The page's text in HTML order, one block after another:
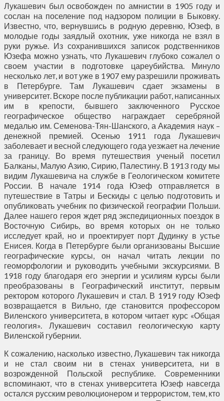
Лукашевич был освобожден по амнистии в 1905 году и
сослан на поселение под надзором полиции в Быковку.
Известно, что, вернувшись в родную деревню, Юзеф, в
молодые годы заядлый охотник, уже никогда не взял в
руки ружье. Из сохранившихся записок родственников
Юзефа можно узнать, что Лукашевич глубоко сожалел о
своем участии в подготовке цареубийства. Минуло
несколько лет, и вот уже в 1907 ему разрешили проживать
в Петербурге. Там Лукашевич сдает экзамены в
университет. Вскоре после публикации работ, написанных
им в крепости, бывшего заключенного Русское
географическое общество награждает серебряной
медалью им. Семенова-Тян-Шанского, а Академия наук –
денежной премией. Осенью 1911 года Лукашевич
заболевает и весной следующего года уезжает на лечение
за границу. Во время путешествия ученый посетил
Балканы, Малую Азию, Сирию, Палестину. В 1913 году мы
видим Лукашевича на службе в Геологическом комитете
России. В начале 1914 года Юзеф отправляется в
путешествие в Татры и Бескиды с целью подготовить и
опубликовать учебник по физической географии Польши.
Далее нашего героя ждет ряд экспедиционных поездок в
Восточную Сибирь, во время которых он не только
исследует край, но и проектирует порт Дудинку в устье
Енисея. Когда в Петербурге были организованы Высшие
географические курсы, он начал читать лекции по
геоморфологии и руководить учебными экскурсиями. В
1918 году благодаря его энергии и усилиям курсы были
преобразованы в Географический институт, первым
ректором которого Лукашевич и стал. В 1919 году Юзеф
возвращается в Вильно, где становится профессором
Виленского университета, в котором читает курс «Общая
геология». Лукашевич составил геологическую карту
Виленской губернии.
К сожалению, насколько известно, Лукашевич так никогда
и не стал своим ни в стенах университета, ни в
возрожденной Польской республике. Современники
вспоминают, что в стенах университета Юзеф навсегда
остался русским революционером и террористом, тем, кто